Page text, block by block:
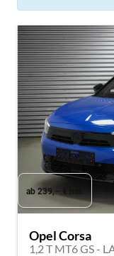
ab 239,– € mtl.
Opel Corsa
1,2 T MT6 GS -